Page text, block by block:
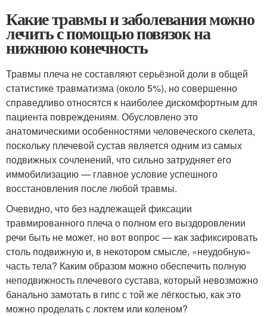
Какие травмы и заболевания можно
лечить с помощью повязок на
нижнюю конечность
Травмы плеча не составляют серьёзной доли в общей
статистике травматизма (около 5%), но совершенно
справедливо относятся к наиболее дискомфортным для
пациента повреждениям. Обусловлено это
анатомическими особенностями человеческого скелета,
поскольку плечевой сустав является одним из самых
подвижных сочленений, что сильно затрудняет его
иммобилизацию — главное условие успешного
восстановления после любой травмы.
Очевидно, что без надлежащей фиксации
травмированного плеча о полном его выздоровлении
речи быть не может, но вот вопрос — как зафиксировать
столь подвижную и, в некотором смысле, «неудобную»
часть тела? Каким образом можно обеспечить полную
неподвижность плечевого сустава, который невозможно
банально замотать в гипс с той же лёгкостью, как это
можно проделать с локтем или коленом?